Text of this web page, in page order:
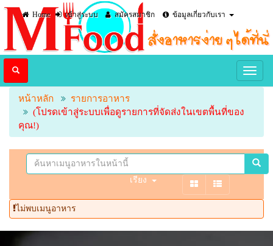
Home เข้าสู่ระบบ สมัครสมาชิก ข้อมูลเกี่ยวกับเรา
หน้าหลัก
รายการอาหาร
(โปรดเข้าสู่ระบบเพื่อดูรายการที่จัดส่งในเขตพื้นที่ของ
คุณ!)
เรียง
ไม่พบเมนูอาหาร